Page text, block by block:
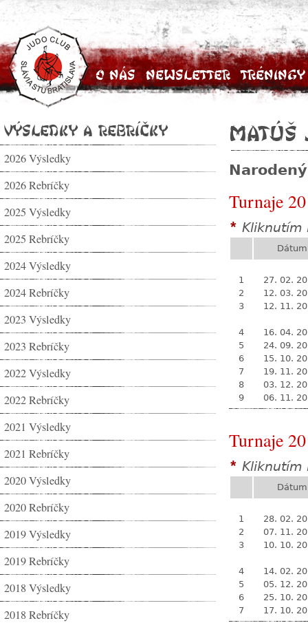
O nás Newsletter Tréningy
Výsledky a rebríčky
2026 Výsledky
2026 Rebríčky
2025 Výsledky
2025 Rebríčky
2024 Výsledky
2024 Rebríčky
2023 Výsledky
2023 Rebríčky
2022 Výsledky
2022 Rebríčky
2021 Výsledky
2021 Rebríčky
2020 Výsledky
2020 Rebríčky
2019 Výsledky
2019 Rebríčky
2018 Výsledky
2018 Rebríčky
Matúš
Turnaje
* Kliknutím
Dátum
1
27. 02.
2
12. 03.
3
12. 11.
4
16. 04.
5
24. 09.
6
15. 10.
7
19. 11.
8
03. 12.
9
06. 11.
Turnaje
* Kliknutím
Dátum
1
28. 02.
2
07. 11.
3
10. 10.
4
14. 02.
5
05. 12.
6
25. 10.
7
17. 10.